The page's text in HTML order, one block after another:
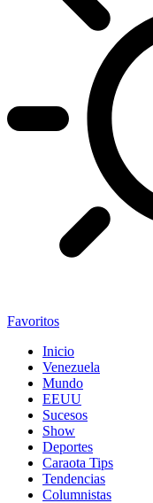
Favoritos
Inicio
Venezuela
Mundo
EEUU
Sucesos
Show
Deportes
Caraota Tips
Tendencias
Columnistas